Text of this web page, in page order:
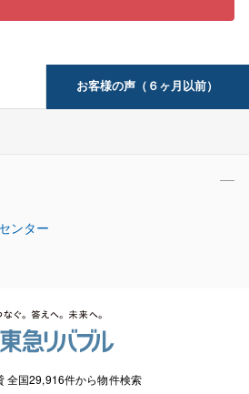
お客様の声（６ヶ月以前）
ンター
全国29,916件から物件検索